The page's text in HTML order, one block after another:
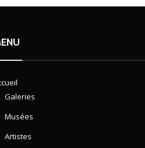
Galeries
Musées
Artistes